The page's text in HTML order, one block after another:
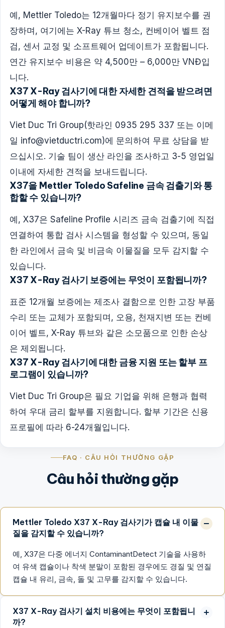
예, Mettler Toledo는 12개월마다 정기 유지보수를 권
장하며, 여기에는 X-Ray 튜브 청소, 컨베이어 벨트 점
검, 센서 교정 및 소프트웨어 업데이트가 포함됩니다.
연간 유지보수 비용은 약 4,500만 – 6,000만 VNĐ입
니다.
X37 X-Ray 검사기에 대한 자세한 견적을 받으려면
어떻게 해야 합니까?
Viet Duc Tri Group(핫라인 0935 295 337 또는 이메
일 info@vietductri.com)에 문의하여 무료 상담을 받
으십시오. 기술 팀이 생산 라인을 조사하고 3-5 영업일
이내에 자세한 견적을 보내드립니다.
X37을 Mettler Toledo Safeline 금속 검출기와 통
합할 수 있습니까?
예, X37은 Safeline Profile 시리즈 금속 검출기에 직접
연결하여 통합 검사 시스템을 형성할 수 있으며, 동일
한 라인에서 금속 및 비금속 이물질을 모두 감지할 수
있습니다.
X37 X-Ray 검사기 보증에는 무엇이 포함됩니까?
표준 12개월 보증에는 제조사 결함으로 인한 고장 부품
수리 또는 교체가 포함되며, 오용, 천재지변 또는 컨베
이어 벨트, X-Ray 튜브와 같은 소모품으로 인한 손상
은 제외됩니다.
X37 X-Ray 검사기에 대한 금융 지원 또는 할부 프
로그램이 있습니까?
Viet Duc Tri Group은 필요 기업을 위해 은행과 협력
하여 우대 금리 할부를 지원합니다. 할부 기간은 신용
프로필에 따라 6-24개월입니다.
FAQ · CÂU HỎI THƯỜNG GẶP
Câu hỏi thường gặp
Mettler Toledo X37 X-Ray 검사기가 캡슐 내 이물
질을 감지할 수 있습니까?
예, X37은 다중 에너지 ContaminantDetect 기술을 사용하
여 유색 캡슐이나 착색 분말이 포함된 경우에도 경질 및 연질
캡슐 내 유리, 금속, 돌 및 고무를 감지할 수 있습니다.
X37 X-Ray 검사기 설치 비용에는 무엇이 포함됩니
까?